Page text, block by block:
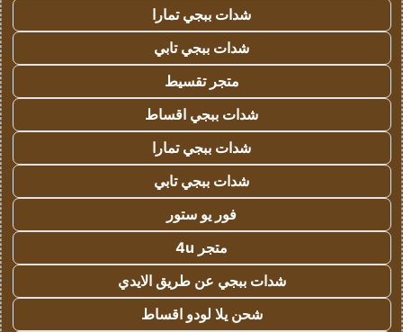
شدات ببجي تمارا
شدات ببجي تابي
متجر تقسيط
شدات ببجي اقساط
شدات ببجي تمارا
شدات ببجي تابي
فور يو ستور
متجر 4u
شدات ببجي عن طريق الايدي
شحن يلا لودو اقساط